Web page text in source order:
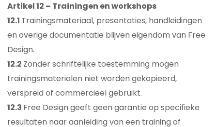
Artikel 12 – Trainingen en workshops
12.1 Trainingsmateriaal, presentaties, handleidingen
en overige documentatie blijven eigendom van Free
Design.
12.2 Zonder schriftelijke toestemming mogen
trainingsmaterialen niet worden gekopieerd,
verspreid of commercieel gebruikt.
12.3 Free Design geeft geen garantie op specifieke
resultaten naar aanleiding van een training of